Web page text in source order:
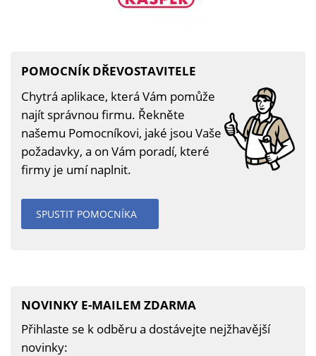
POMOCNÍK DŘEVOSTAVITELE
Chytrá aplikace, která Vám pomůže
najít správnou firmu. Řekněte
našemu Pomocníkovi, jaké jsou Vaše
požadavky, a on Vám poradí, které
firmy je umí naplnit.
SPUSTIT POMOCNÍKA
NOVINKY E-MAILEM ZDARMA
Přihlaste se k odběru a dostávejte nejžhavější
novinky: